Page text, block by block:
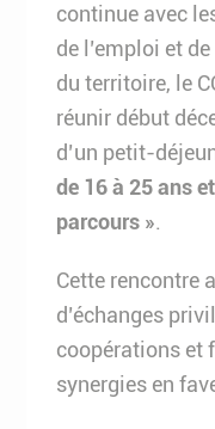
continue avec
de l’emploi et
du territoire, le
réunir début
d’un petit-
de 16 à 25 ans
parcours ».
Cette rencontre
d’échanges
coopérations et
synergies en